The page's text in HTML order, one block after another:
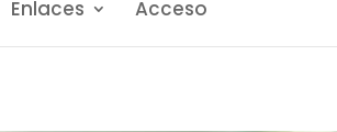
Enlaces Acceso